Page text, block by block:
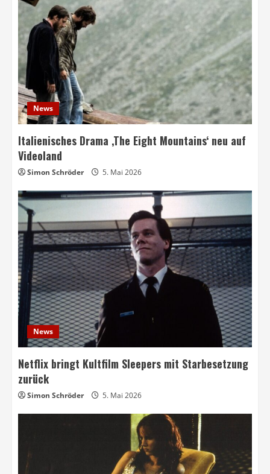
News
Italienisches Drama ‚The Eight Mountains‘ neu auf
Videoland
Simon Schröder 5. Mai 2026
News
Netflix bringt Kultfilm Sleepers mit Starbesetzung
zurück
Simon Schröder 5. Mai 2026